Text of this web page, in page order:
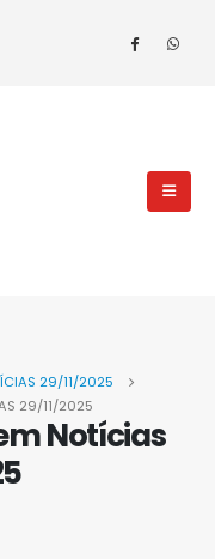
29/11/2025
29/11/2025
Notícias